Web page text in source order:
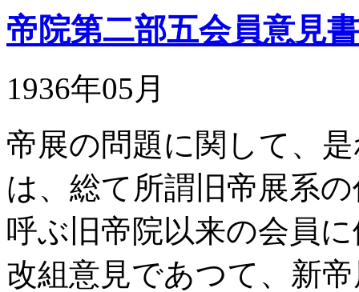
帝院第二部五会員意
1936年05月
帝展の問題に関して、
は、総て所謂旧帝展系
呼ぶ旧帝院以来の会員
改組意見であつて、新